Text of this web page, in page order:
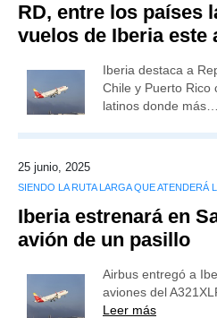
RD, entre los países
vuelos de Iberia este
Iberia destaca a
Chile y Puerto Rico
latinos donde más…
25 junio, 2025
SIENDO LA RUTA LARGA QUE ATENDERÁ
Iberia estrenará en
avión de un pasillo
Airbus entregó a
aviones del
Leer más